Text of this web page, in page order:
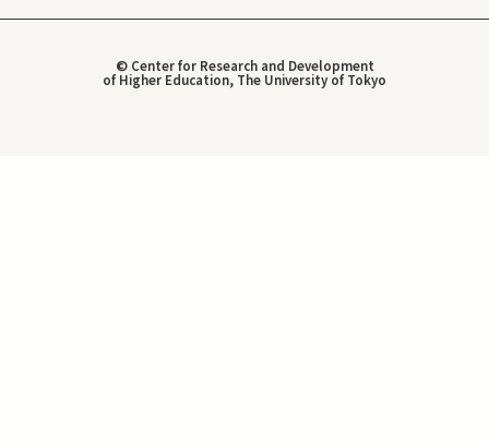
© Center for Research and Development
of Higher Education, The University of Tokyo